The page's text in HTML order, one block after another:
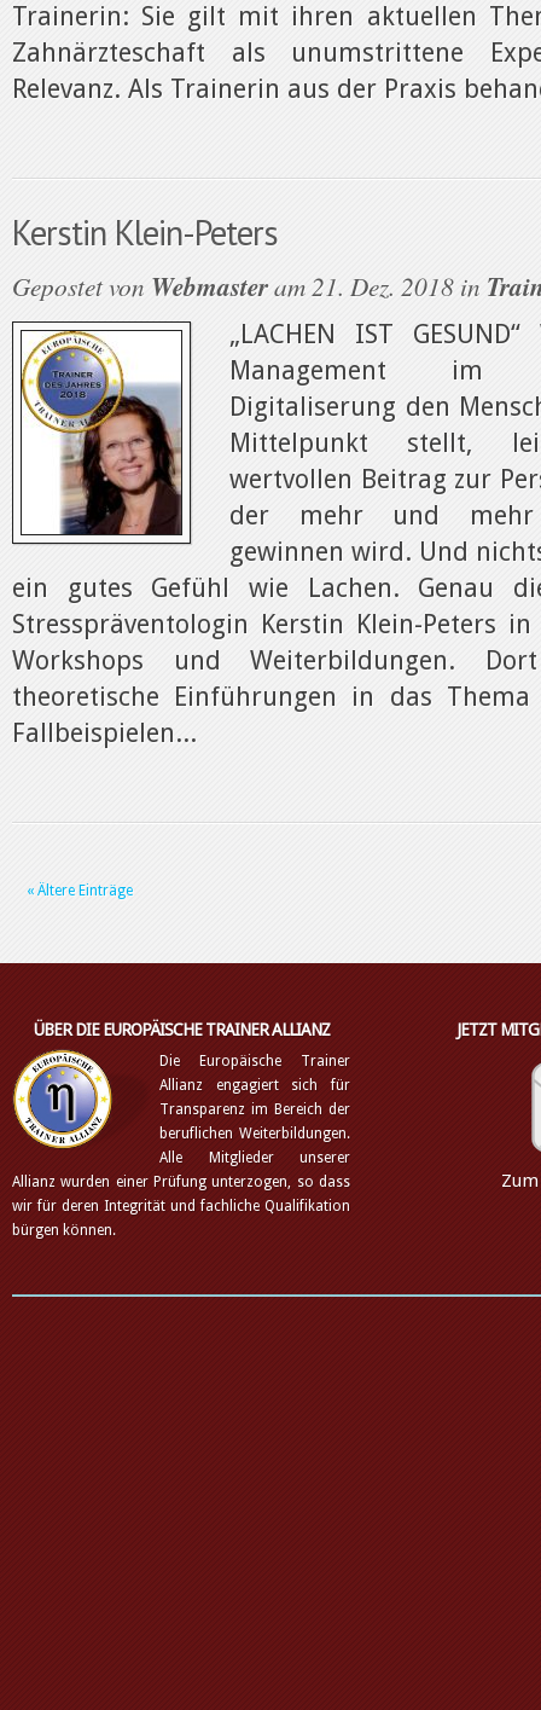
Trainerin: Sie gilt mit ihren aktuellen
Zahnärzteschaft als unumstrittene
Relevanz. Als Trainerin aus der Praxis
Kerstin Klein-Peters
Gepostet von Webmasteram 21. Dez. 2018 in
„LACHEN IST
Management im
Digitaliserung den
Mittelpunkt stellt,
wertvollen Beitrag zur
der mehr und mehr
gewinnen wird. Und
ein gutes Gefühl wie Lachen. Genau
Stresspräventologin Kerstin Klein-Peters
Workshops und Weiterbildungen.
theoretische Einführungen in das
Fallbeispielen...
« Ältere Einträge
ÜBER DIE EUROPÄISCHE TRAINER ALLIANZ
Die Europäische Trainer
Allianz engagiert sich für
Transparenz im Bereich der
beruflichen Weiterbildungen.
Alle Mitglieder unserer
Allianz wurden einer Prüfung unterzogen, so dass
wir für deren Integrität und fachliche Qualifikation
bürgen können.
JETZT